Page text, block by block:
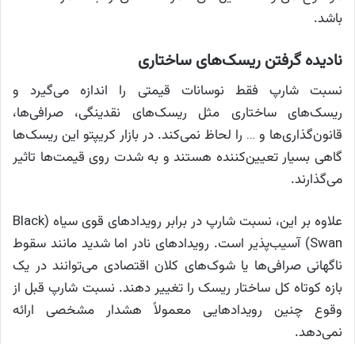
باشد.
نادیده گرفتن ریسک‌های ساختاری
نسبت شارپ فقط نوسانات قیمتی را اندازه می‌گیرد و
ریسک‌های ساختاری مثل ریسک‌های نقدینگی، صرافی‌ها،
قانون‌گذاری‌ها و … را لحاظ نمی‌کند. در بازار کریپتو این ریسک‌ها
گاهی بسیار تعیین‌کننده هستند و به شدت روی قیمت‌ها تاثیر
می‌گذارند.
علاوه بر این، نسبت شارپ در برابر رویدادهای قوی سیاه (Black
Swan) آسیب‌پذیر است. رویدادهای نادر اما شدید مانند سقوط
ناگهانی صرافی‌ها یا شوک‌های کلان اقتصادی می‌توانند در یک
بازه کوتاه کل ساختار ریسک را تغییر دهند. نسبت شارپ قبل از
وقوع چنین رویدادهایی معمولاً هشدار مشخصی ارائه
نمی‌دهد.